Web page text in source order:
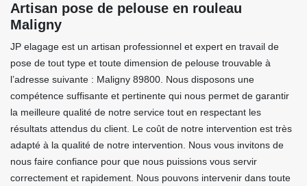
Artisan pose de pelouse en rouleau
Maligny
JP elagage est un artisan professionnel et expert en travail de
pose de tout type et toute dimension de pelouse trouvable à
l’adresse suivante : Maligny 89800. Nous disposons une
compétence suffisante et pertinente qui nous permet de garantir
la meilleure qualité de notre service tout en respectant les
résultats attendus du client. Le coût de notre intervention est très
adapté à la qualité de notre intervention. Nous vous invitons de
nous faire confiance pour que nous puissions vous servir
correctement et rapidement. Nous pouvons intervenir dans toute